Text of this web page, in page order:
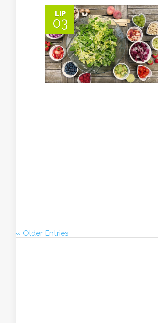
LIP
03
« Older Entries